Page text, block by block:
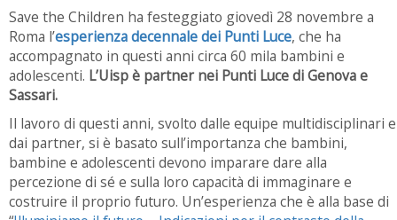
Save the Children ha festeggiato giovedì 28 novembre a
Roma l’esperienza decennale dei Punti Luce, che ha
accompagnato in questi anni circa 60 mila bambini e
adolescenti. L’Uisp è partner nei Punti Luce di Genova e
Sassari.
Il lavoro di questi anni, svolto dalle equipe multidisciplinari e
dai partner, si è basato sull’importanza che bambini,
bambine e adolescenti devono imparare dare alla
percezione di sé e sulla loro capacità di immaginare e
costruire il proprio futuro. Un’esperienza che è alla base di